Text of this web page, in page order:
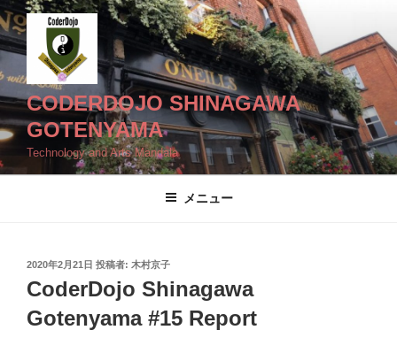
コ
ン
テ
ン
ツ
へ
ス
キ
ッ
CODERDOJO SHINAGAWA
GOTENYAMA
Technology and Arts Mandala
メニュー
投
稿
日:
2020年2月21日 投稿者: 木村京子
CoderDojo Shinagawa
Gotenyama #15 Report